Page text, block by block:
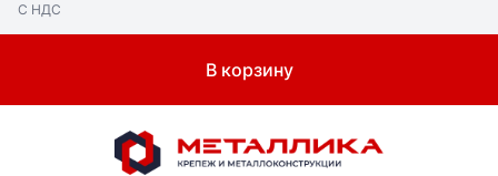
С НДС
В корзину